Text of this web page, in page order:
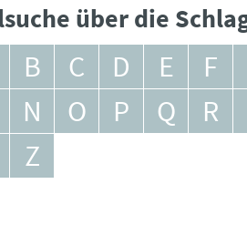
über die
B C D E F
N O P Q R
Z